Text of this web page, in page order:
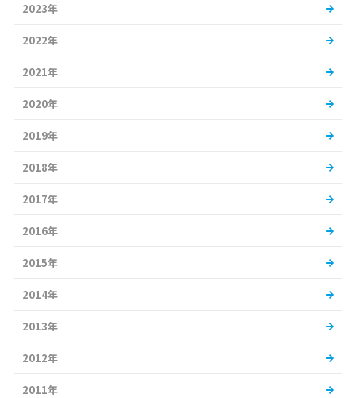
2023年
2022年
2021年
2020年
2019年
2018年
2017年
2016年
2015年
2014年
2013年
2012年
2011年